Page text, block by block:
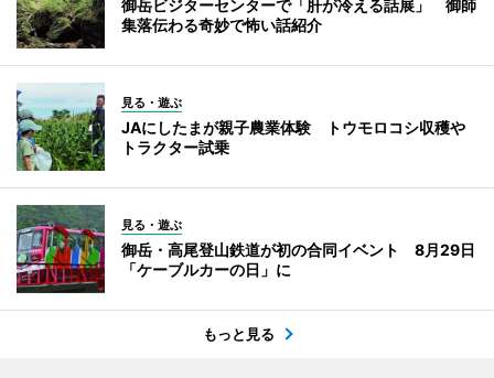
御岳ビジターセンターで「肝が冷える話展」 御師
集落伝わる奇妙で怖い話紹介
見る・遊ぶ
JAにしたまが親子農業体験 トウモロコシ収穫や
トラクター試乗
見る・遊ぶ
御岳・高尾登山鉄道が初の合同イベント 8月29日
「ケーブルカーの日」に
もっと見る